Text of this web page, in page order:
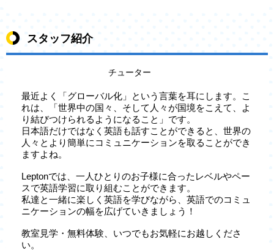
スタッフ紹介
チューター
最近よく「グローバル化」という言葉を耳にします。こ
れは、「世界中の国々、そして人々が国境をこえて、よ
り結びつけられるようになること」です。
日本語だけではなく英語も話すことができると、世界の
人々とより簡単にコミュニケーションを取ることができ
ますよね。
Leptonでは、一人ひとりのお子様に合ったレベルやペー
スで英語学習に取り組むことができます。
私達と一緒に楽しく英語を学びながら、英語でのコミュ
ニケーションの幅を広げていきましょう！
教室見学・無料体験、いつでもお気軽にお越しくださ
い。